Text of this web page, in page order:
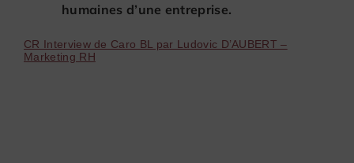
humaines d’une entreprise.
CR Interview de Caro BL par Ludovic D’AUBERT –
Marketing RH